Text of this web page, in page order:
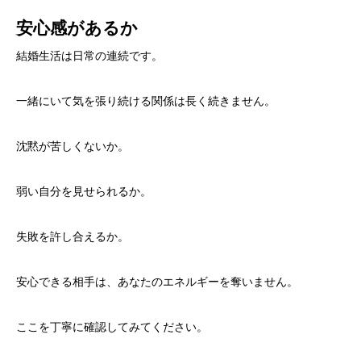
安心感があるか
結婚生活は日常の連続です。
一緒にいて気を張り続ける関係は長く続きません。
沈黙が苦しくないか。
弱い自分を見せられるか。
失敗を許し合えるか。
安心できる相手は、あなたのエネルギーを奪いません。
ここを丁寧に確認してみてください。